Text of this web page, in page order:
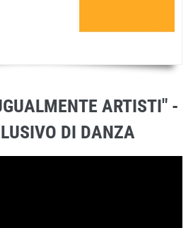
ARTISTI" -
DI DANZA